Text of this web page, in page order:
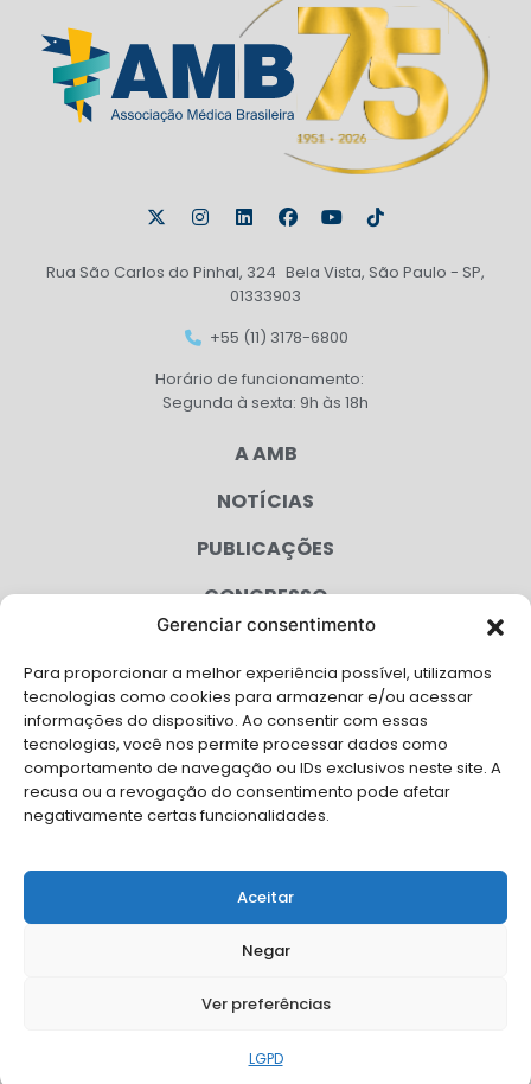
Gerenciar consentimento
Para proporcionar a melhor experiência possível, utilizamos
tecnologias como cookies para armazenar e/ou acessar
informações do dispositivo. Ao consentir com essas
tecnologias, você nos permite processar dados como
comportamento de navegação ou IDs exclusivos neste site. A
recusa ou a revogação do consentimento pode afetar
negativamente certas funcionalidades.
Aceitar
Negar
Ver preferências
LGPD
Rua São Carlos do Pinhal, 324 Bela Vista, São Paulo - SP,
01333903
+55 (11) 3178-6800
Horário de funcionamento:
Segunda à sexta: 9h às 18h
A AMB
NOTÍCIAS
PUBLICAÇÕES
CONGRESSO
CAMPANHAS
SERVIÇOS
FILIADAS
FALE CONOSCO
Solicite Apoio Institucional da AMB para o seu evento